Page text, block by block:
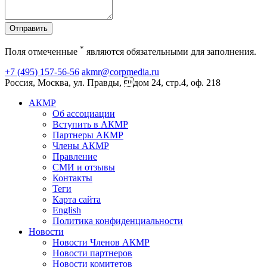
Отправить
Поля отмеченные * являются обязательными для заполнения.
+7 (495) 157-56-56 akmr@corpmedia.ru
Россия, Москва, ул. Правды, дом 24, стр.4, оф. 218
АКМР
Об ассоциации
Вступить в АКМР
Партнеры АКМР
Члены АКМР
Правление
СМИ и отзывы
Контакты
Теги
Карта сайта
English
Политика конфиденциальности
Новости
Новости Членов АКМР
Новости партнеров
Новости комитетов